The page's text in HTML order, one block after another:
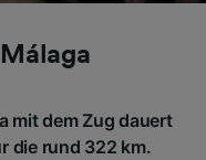
mit dem Zug dauert
die rund 322 km.